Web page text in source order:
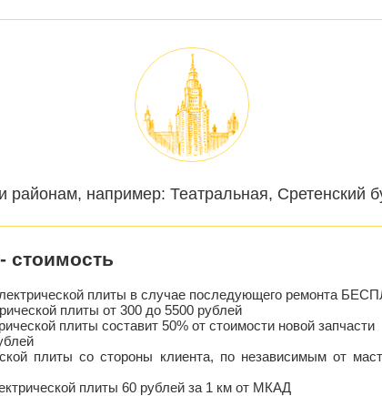
районам, например: Театральная, Сретенский
стоимость
плиты в случае последующего ремонта
плиты от 300 до 5500 рублей
плиты составит 50% от стоимости новой запчасти
плиты со стороны клиента, по независимым от
плиты 60 рублей за 1 км от МКАД